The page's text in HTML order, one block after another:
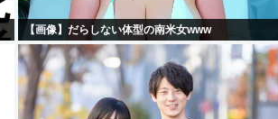
【画像】だらしない体型の南米女www